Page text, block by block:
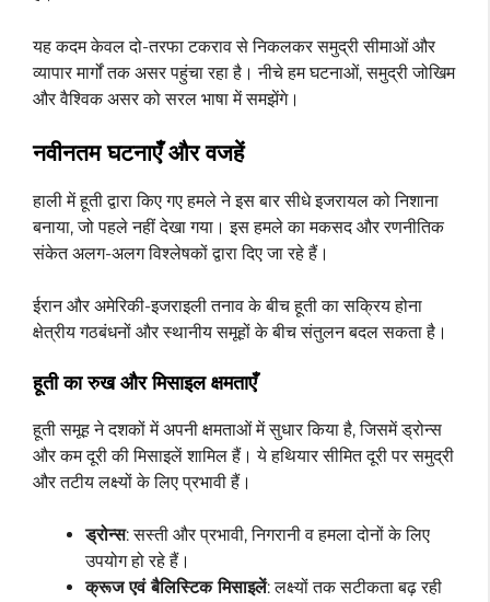
यह कदम केवल दो-तरफा टकराव से निकलकर समुद्री सीमाओं और
व्यापार मार्गों तक असर पहुंचा रहा है। नीचे हम घटनाओं, समुद्री जोखिम
और वैश्विक असर को सरल भाषा में समझेंगे।
नवीनतम घटनाएँ और वजहें
हाली में हूती द्वारा किए गए हमले ने इस बार सीधे इजरायल को निशाना
बनाया, जो पहले नहीं देखा गया। इस हमले का मकसद और रणनीतिक
संकेत अलग-अलग विश्लेषकों द्वारा दिए जा रहे हैं।
ईरान और अमेरिकी-इजराइली तनाव के बीच हूती का सक्रिय होना
क्षेत्रीय गठबंधनों और स्थानीय समूहों के बीच संतुलन बदल सकता है।
हूती का रुख और मिसाइल क्षमताएँ
हूती समूह ने दशकों में अपनी क्षमताओं में सुधार किया है, जिसमें ड्रोन्स
और कम दूरी की मिसाइलें शामिल हैं। ये हथियार सीमित दूरी पर समुद्री
और तटीय लक्ष्यों के लिए प्रभावी हैं।
ड्रोन्स: सस्ती और प्रभावी, निगरानी व हमला दोनों के लिए
उपयोग हो रहे हैं।
क्रूज एवं बैलिस्टिक मिसाइलें: लक्ष्यों तक सटीकता बढ़ रही